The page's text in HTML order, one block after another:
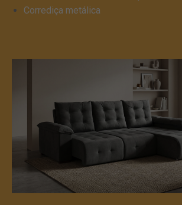
Corrediça metálica